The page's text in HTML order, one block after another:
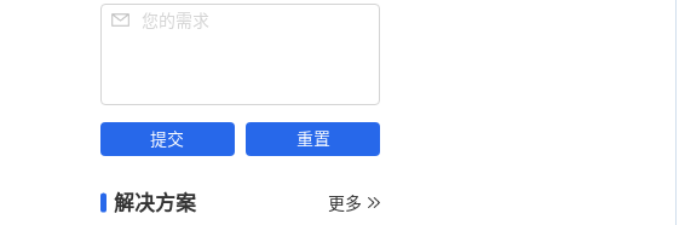
您的需求
解决方案 更多